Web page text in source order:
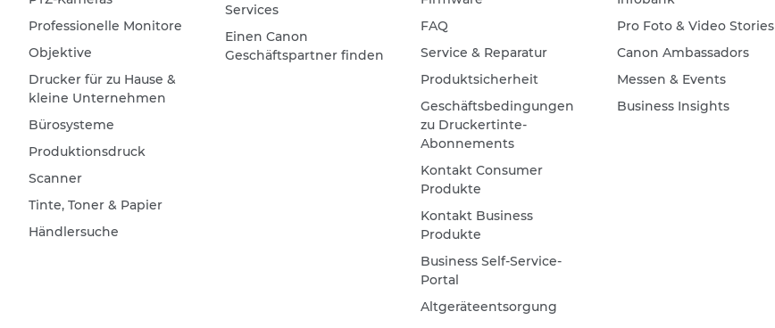
Professionelle Monitore
Objektive
Drucker für zu Hause &
kleine Unternehmen
Bürosysteme
Produktionsdruck
Scanner
Tinte, Toner & Papier
Händlersuche
Services
Einen Canon
Geschäftspartner finden
FAQ
Service & Reparatur
Produktsicherheit
Geschäftsbedingungen
zu Druckertinte-
Abonnements
Kontakt Consumer
Produkte
Kontakt Business
Produkte
Business Self-Service-
Portal
Altgeräteentsorgung
Pro Foto & Video Stories
Canon Ambassadors
Messen & Events
Business Insights